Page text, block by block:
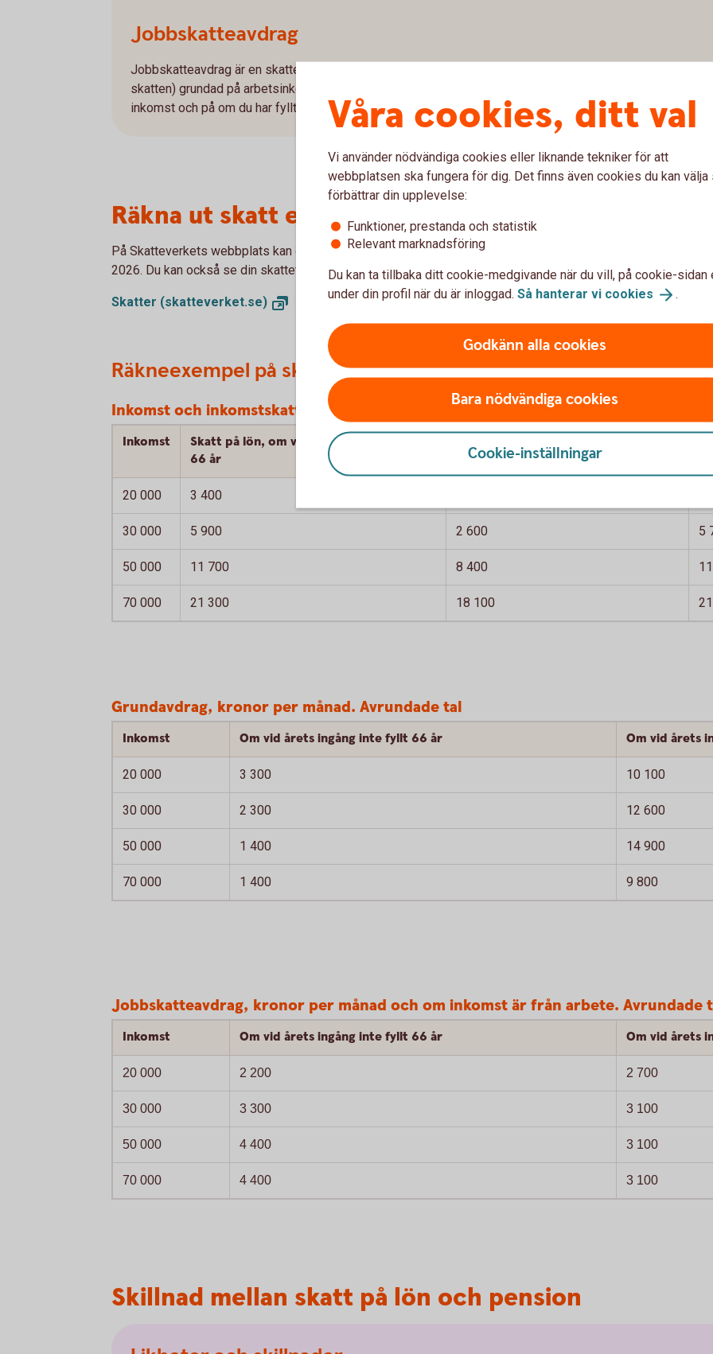
Jobbskatteavdrag
Jobbskatteavdrag är en skattelättnad i form av skattereduktion (det vill säga avdrag från
skatten) grundad på arbetsinkomst. Storleken på jobbskatteavdraget beror på din
inkomst och på om du har fyllt 66 år eller inte vid årets ingång.
Räkna ut skatt efter lön
På Skatteverkets webbplats kan du räkna ut vad du ska betala i skatt per månad under
2026. Du kan också se din skattetabell.
Skatter (skatteverket.se)
Räkneexempel på skatt
Inkomst och inkomstskatt, kronor per månad. Skattetabell 33. Avrundade tal
Inkomst
Skatt på lön, om vid årets ingång inte fyllt
66 år
66 år
20 000 3 400
30 000 5 900 2 600 5
50 000 11 700 8 400
70 000 21 300 18 100
Grundavdrag, kronor per månad. Avrundade tal
Inkomst Om vid årets ingång inte fyllt 66 år Om vid årets
20 000 3 300 10 100
30 000 2 300 12 600
50 000 1 400 14 900
70 000 1 400 9 800
Jobbskatteavdrag, kronor per månad och om inkomst är från arbete. Avrundade
Inkomst Om vid årets ingång inte fyllt 66 år Om vid årets
20 000 2 200 2 700
30 000 3 300 3 100
50 000 4 400 3 100
70 000 4 400 3 100
Skillnad mellan skatt på lön och pension
Våra cookies, ditt val
Vi använder nödvändiga cookies eller liknande tekniker för att
webbplatsen ska fungera för dig. Det finns även cookies du kan välja
förbättrar din upplevelse:
Funktioner, prestanda och statistik
Relevant marknadsföring
Du kan ta tillbaka ditt cookie-medgivande när du vill, på cookie-sidan
under din profil när du är inloggad. Så hanterar vi cookies .
Godkänn alla cookies
Bara nödvändiga cookies
Cookie-inställningar